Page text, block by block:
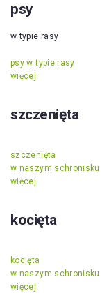
psy
w typie rasy
psy w typie rasy
więcej
szczenięta
szczenięta
w naszym schronisku
więcej
kocięta
kocięta
w naszym schronisku
więcej